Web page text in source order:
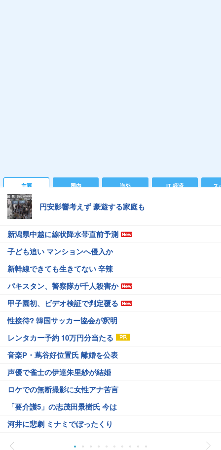
主要 国内 海外 IT 経済 ス
円安影響考えず 豪遊する家庭も
新潟県中越に線状降水帯直前予測
子ども追い マンションへ侵入か
新幹線できても生きてない 辛辣
パキスタン、警察隊が千人殺害か
甲子園初、ビデオ検証で判定覆る
性接待? 韓国サッカー協会が釈明
レンタカー予約 10万円分当たる
音楽P・蔦谷好位置氏 離婚を公表
声優で雀士の伊達朱里紗が結婚
ロケでの無断撮影に女性アナ苦言
「要介護5」の志茂田景樹氏 今は
河井に悲劇 ミナミでぼったくり